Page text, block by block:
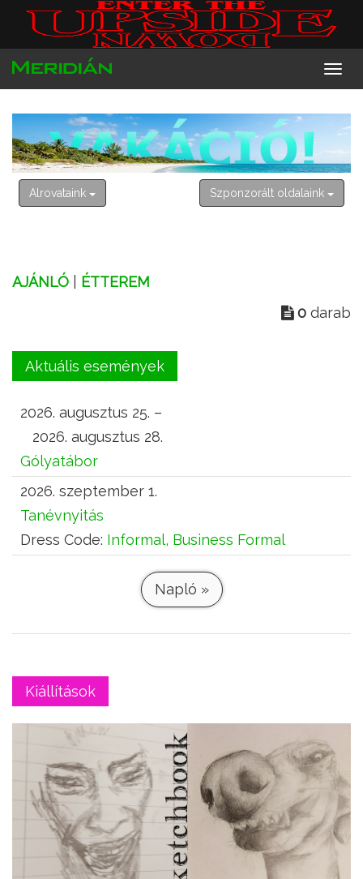
2026. augusztus 7. péntek
Ibolya
Alrovataink Szponzorált oldalaink
AJÁNLÓ
ÉTTEREM
0 darab
Aktuális események
2026. augusztus 25. –
2026. augusztus 28.
Gólyatábor
2026. szeptember 1.
Tanévnyitás
Dress Code: Informal, Business Formal
Napló »
Kiállítások